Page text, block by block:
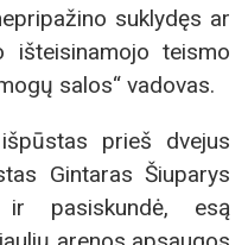
suklydęs ar
išteisinamojo teismo
salos“ vadovas.
prieš dvejus
Gintaras Šiuparys
pasiskundė, esą